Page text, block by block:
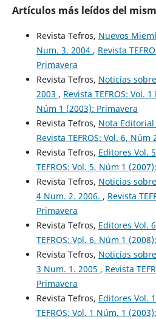
Artículos más leídos del
Revista Tefros, Nuevos
Num. 3. 2004 , Revista
Primavera
Revista Tefros, Noticias
2003 , Revista TEFROS: Vol.
Núm 1 (2003): Primavera
Revista Tefros, Nota Editorial
Revista TEFROS: Vol. 6,
Revista Tefros, Editores Vol.
TEFROS: Vol. 5, Núm 1
Revista Tefros, Noticias
4 Num. 2. 2006. , Revista
Primavera
Revista Tefros, Editores Vol.
TEFROS: Vol. 6, Núm 1
Revista Tefros, Noticias
3 Num. 1. 2005 , Revista
Primavera
Revista Tefros, Editores Vol.
TEFROS: Vol. 1 Núm. 1